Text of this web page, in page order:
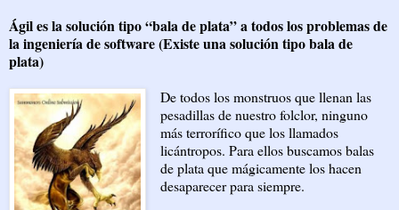
Ágil es la solución tipo “bala de plata” a todos los problemas de
la ingeniería de software (Existe una solución tipo bala de
plata)
De todos los monstruos que llenan las
pesadillas de nuestro folclor, ninguno
más terrorífico que los llamados
licántropos. Para ellos buscamos balas
de plata que mágicamente los hacen
desaparecer para siempre.